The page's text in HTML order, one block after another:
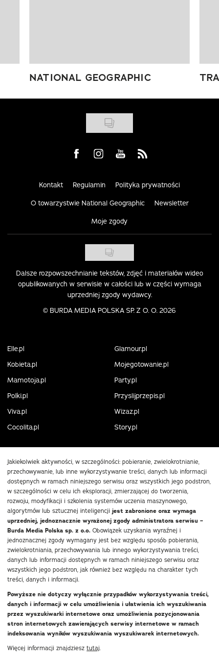
NATIONAL GEOGRAPHIC
Visit us on Facebook
Visit us on Instagram
Visit us on Youtube
Visit us on Rss
Kontakt Regulamin Polityka prywatności
O towarzystwie National Geographic Newsletter
Moje zgody
Dalsze rozpowszechnianie tekstów, zdjęć i materiałów wideo
opublikowanych w serwisie w całości lub w części wymaga
uprzedniej zgody wydawcy.
© BURDA MEDIA POLSKA SP. Z O. O. 2026
Elle.pl
Glamour.pl
Kobieta.pl
Mojegotowanie.pl
Mamotoja.pl
Party.pl
Polki.pl
Przyslijprzepis.pl
Viva.pl
Wizaz.pl
Cocolita.pl
Story.pl
Jakiekolwiek aktywności, w szczególności: pobieranie, zwielokrotnianie,
przechowywanie, lub inne wykorzystywanie treści, danych lub informacji
dostępnych w ramach niniejszego serwisu oraz wszystkich jego podstron,
w szczególności w celu ich eksploracji, zmierzającej do tworzenia,
rozwoju, modyfikacji i szkolenia systemów uczenia maszynowego,
algorytmów lub sztucznej inteligencji jest zabronione oraz wymaga
uprzedniej, jednoznacznie wyrażonej zgody administratora serwisu –
Burda Media Polska sp. z o.o. Obowiązek uzyskania wyraźnej i
jednoznacznej zgody wymagany jest bez względu sposób pobierania,
zwielokrotniania, przechowywania lub innego wykorzystywania treści,
danych lub informacji dostępnych w ramach niniejszego serwisu oraz
wszystkich jego podstron, jak również bez względu na charakter tych
treści, danych i informacji.
Powyższe nie dotyczy wyłącznie przypadków wykorzystywania treści,
danych i informacji w celu umożliwienia i ułatwienia ich wyszukiwania
przez wyszukiwarki internetowe oraz umożliwienia pozycjonowania
stron internetowych zawierających serwisy internetowe w ramach
indeksowania wyników wyszukiwania wyszukiwarek internetowych.
Więcej informacji znajdziesz tutaj.